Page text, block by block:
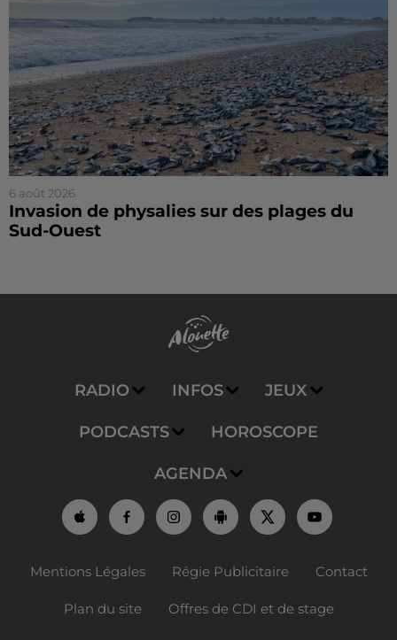
6 août 2026
Invasion de physalies sur des plages du
Sud-Ouest
RADIO INFOS JEUX
PODCASTS HOROSCOPE
AGENDA
Mentions Légales Régie Publicitaire Contact
Plan du site Offres de CDI et de stage